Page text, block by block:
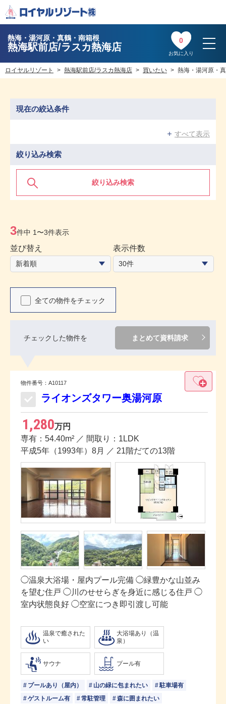
熱海・湯河原・真鶴・南箱根
熱海駅前店/ラスカ熱海店
0
お気に入り
ロイヤルリゾート 熱海駅前店/ラスカ熱海店 買いたい 熱海・湯河原・
現在の絞込条件
すべて表示
絞り込み検索
絞り込み検索
3件中 1〜3件表示
並び替え 表示件数
全ての物件をチェック
チェックした物件を まとめて資料請求
物件番号：A10117
ライオンズタワー奥湯河原
1,280万円
専有：54.40m² ／ 間取り：1LDK
平成5年（1993年）8月 ／ 21階だての13階
◯温泉大浴場・屋内プール完備 ◯緑豊かな山並み
を望む住戸 ◯川のせせらぎを身近に感じる住戸 ◯
室内状態良好 ◯空室につき即引渡し可能
温泉で癒された
い
大浴場あり（温
泉）
サウナ プール有
プールあり（屋内） 山の緑に包まれたい
駐車場有
ゲストルーム有
常駐管理
森に囲まれたい